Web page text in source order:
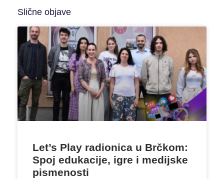
Slične objave
Let’s Play radionica u Brčkom:
Spoj edukacije, igre i medijske
pismenosti